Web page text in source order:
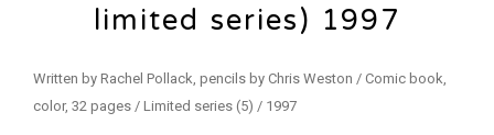
limited series) 1997
Written by Rachel Pollack, pencils by Chris Weston / Comic book,
color, 32 pages / Limited series (5) / 1997